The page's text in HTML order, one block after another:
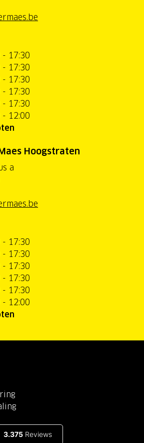
- 17:30
- 17:30
- 17:30
- 17:30
- 17:30
- 12:00
Hoogstraten
a
- 17:30
- 17:30
- 17:30
- 17:30
- 17:30
- 12:00